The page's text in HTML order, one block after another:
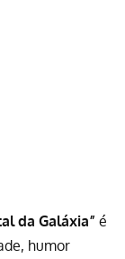
da Galáxia” é
humor